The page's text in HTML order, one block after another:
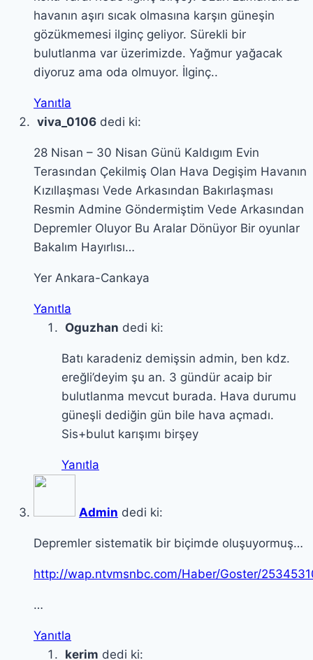
havanın aşırı sıcak olmasına karşın güneşin
gözükmemesi ilginç geliyor. Sürekli bir
bulutlanma var üzerimizde. Yağmur yağacak
diyoruz ama oda olmuyor. İlginç..
Yanıtla
viva_0106 dedi ki:
28 Nisan – 30 Nisan Günü Kaldıgım Evin
Terasından Çekilmiş Olan Hava Degişim Havanın
Kızıllaşması Vede Arkasından Bakırlaşması
Resmin Admine Göndermiştim Vede Arkasından
Depremler Oluyor Bu Aralar Dönüyor Bir oyunlar
Bakalım Hayırlısı…
Yer Ankara-Cankaya
Yanıtla
Oguzhan dedi ki:
Batı karadeniz demişsin admin, ben kdz.
ereğli’deyim şu an. 3 gündür acaip bir
bulutlanma mevcut burada. Hava durumu
güneşli dediğin gün bile hava açmadı.
Sis+bulut karışımı birşey
Yanıtla
Admin dedi ki:
Depremler sistematik bir biçimde oluşuyormuş…
http://wap.ntvmsnbc.com/Haber/Goster/
…
Yanıtla
kerim dedi ki: